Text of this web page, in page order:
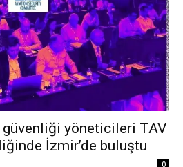
güvenliği yöneticileri TAV
İzmir’de buluştu
0